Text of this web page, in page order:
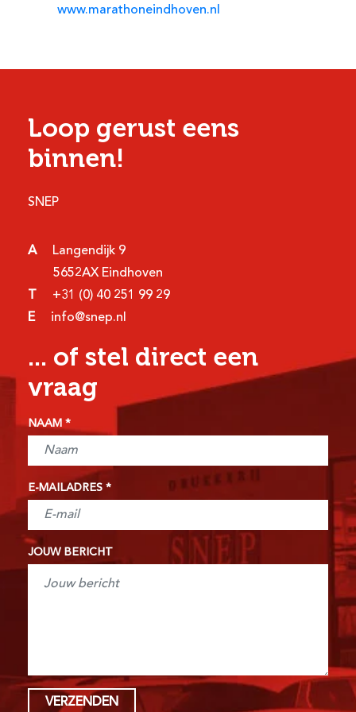
www.marathoneindhoven.nl
Loop gerust eens
binnen!
SNEP
A
Langendijk 9
5652AX Eindhoven
+31 (0) 40 251 99 29
E
info@snep.nl
... of stel direct een
vraag
NAAM
E-MAILADRES
JOUW BERICHT
VERZENDEN